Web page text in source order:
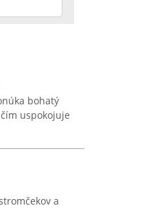
bohatý
uspokojuje
a